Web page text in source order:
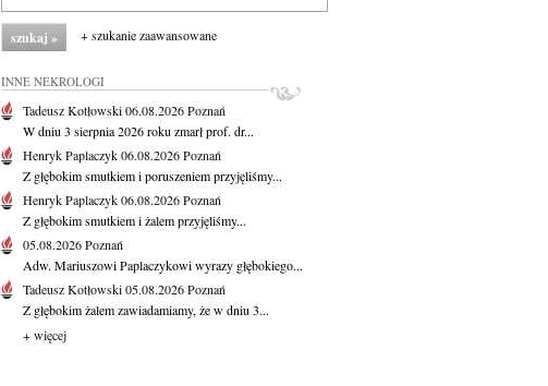
+ szukanie zaawansowane
INNE NEKROLOGI
Tadeusz Kotłowski06.08.2026Poznań
W dniu 3 sierpnia 2026 roku zmarł prof. dr...
Henryk Paplaczyk06.08.2026Poznań
Z głębokim smutkiem i poruszeniem przyjęliśmy...
Henryk Paplaczyk06.08.2026Poznań
Z głębokim smutkiem i żalem przyjęliśmy...
05.08.2026Poznań
Adw. Mariuszowi Paplaczykowi wyrazy głębokiego...
Tadeusz Kotłowski05.08.2026Poznań
Z głębokim żalem zawiadamiamy, że w dniu 3...
+ więcej